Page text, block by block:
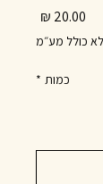
לא כולל מע״מ
כמות *